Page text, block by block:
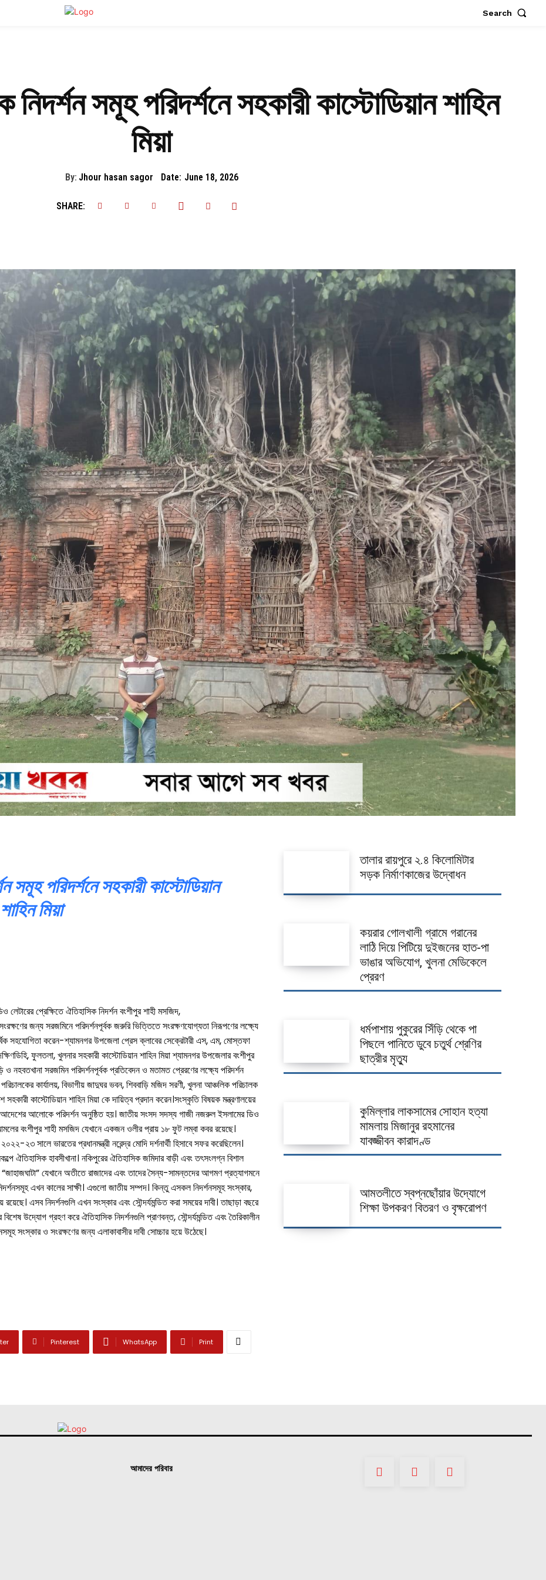
Search
সমূহ পরিদর্শনে সহকারী কাস্টোডিয়ান শাহিন
মিয়া
By: Jhour hasan sagor Date: June 18, 2026
SHARE:
সমূহ পরিদর্শনে সহকারী কাস্টোডিয়ান
শাহিন মিয়া
প্রেক্ষিতে ঐতিহাসিক নিদর্শন বংশীপুর শাহী মসজিদ,
জন্য সরজমিনে পরিদর্শনপূর্বক জরুরি ভিত্তিতে সংরক্ষণযোগ্যতা নিরূপণের লক্ষ্যে
সহযোগিতা করেন-শ্যামনগর উপজেলা প্রেস ক্লাবের সেক্রেটারী এস, এম, মোস্তফা
ফুলতলা, খুলনার সহকারী কাস্টোডিয়ান শাহিন মিয়া শ্যামনগর উপজেলার বংশীপুর
ও নহবতখানা সরজমিন পরিদর্শনপূর্বক প্রতিবেদন ও মতামত প্রেরণের লক্ষ্যে পরিদর্শন
কার্যালয়, বিভাগীয় জাদুঘর ভবন, শিববাড়ি মজিদ সরণী, খুলনা আঞ্চলিক পরিচালক
কাস্টোডিয়ান শাহিন মিয়া কে দায়িত্ব প্রদান করেন।সংস্কৃতি বিষয়ক মন্ত্রণালয়ের
আদেশের আলোকে পরিদর্শন অনুষ্ঠিত হয়। জাতীয় সংসদ সদস্য গাজী নজরুল ইসলামের ডিও
বংশীপুর শাহী মসজিদ যেখানে একজন ওলীর প্রায় ১৮ ফুট লম্বা কবর রয়েছে।
২৩ সালে ভারতের প্রধানমন্ত্রী নরেন্দ্র মোদি দর্শনার্থী হিসাবে সফর করেছিলেন।
ঐতিহাসিক হাবসীখানা। নকিপুরের ঐতিহাসিক জমিদার বাড়ী এবং তৎসংলগ্ন বিশাল
যেখানে অতীতে রাজাদের এবং তাদের সৈন্য-সামন্তদের আগমণ প্রত্যাগমনে
এখন কালের সাক্ষী। এগুলো জাতীয় সম্পদ। কিন্তু এসকল নিদর্শনসমূহ সংস্কার,
এসব নিদর্শনগুলি এখন সংস্কার এবং সৌন্দর্যমন্ডিত করা সময়ের দাবী। তাছাড়া বছরে
বিশেষ উদ্যোগ গ্রহণ করে ঐতিহাসিক নিদর্শনগুলি প্রাণবন্ত, সৌন্দর্যমন্ডিত এবং তৈরিকালীন
সংস্কার ও সংরক্ষণের জন্য এলাকাবাসীর দাবী সোচ্চার হয়ে উঠেছে।
Pinterest WhatsApp Print
তালার রায়পুরে ২.৪ কিলোমিটার
সড়ক নির্মাণকাজের উদ্বোধন
কয়রার গোলখালী গ্রামে গরানের
লাঠি দিয়ে পিটিয়ে দুইজনের হাত-পা
ভাঙার অভিযোগ, খুলনা মেডিকেলে
প্রেরণ
ধর্মপাশায় পুকুরের সিঁড়ি থেকে পা
পিছলে পানিতে ডুবে চতুর্থ শ্রেণির
ছাত্রীর মৃত্যু
কুমিল্লার লাকসামের সোহান হত্যা
মামলায় মিজানুর রহমানের
যাবজ্জীবন কারাদণ্ড
আমতলীতে স্বপ্নছোঁয়ার উদ্যোগে
শিক্ষা উপকরণ বিতরণ ও বৃক্ষরোপণ
আমাদের পরিবার